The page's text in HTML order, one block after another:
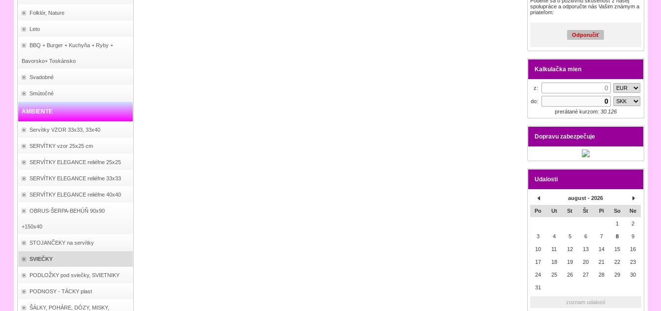
Folklór, Nature
Leto
BBQ + Burger + Kuchyňa + Ryby +
Bavorsko+ Toskánsko
Svadobné
Smútočné
AMBIENTE
Servítky VZOR 33x33, 33x40
SERVÍTKY vzor 25x25 cm
SERVÍTKY ELEGANCE reliéfne 25x25
SERVÍTKY ELEGANCE reliéfne 33x33
SERVÍTKY ELEGANCE reliéfne 40x40
OBRUS-ŠERPA-BEHÚŇ 90x90
+150x40
STOJANČEKY na servítky
SVIEČKY
PODLOŽKY pod sviečky, SVIETNIKY
PODNOSY - TÁCKY plast
ŠÁLKY, POHÁRE, DÓZY, MISKY,
spolupráce a odporučte nás Vašim známym a
priateľom:
Odporučiť
Kalkulačka mien
z:
do:
prerátané kurzom: 30.126
Dopravu zabezpečuje
Udalosti
august - 2026
Po Ut St Št Pi So Ne
1 2
3 4 5 6 7 8 9
10 11 12 13 14 15 16
17 18 19 20 21 22 23
24 25 26 27 28 29 30
31
zoznam udalostí